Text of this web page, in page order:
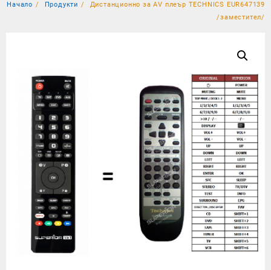
Начало Продукти
Дистанционно за AV плеър TECHNICS EUR647139
/заместител/